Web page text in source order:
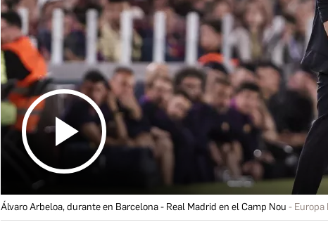
Álvaro Arbeloa, durante en Barcelona - Real Madrid en el Camp Nou Europa